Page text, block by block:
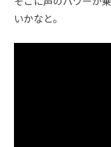
いかなと。